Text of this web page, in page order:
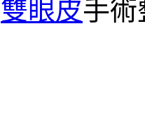
雙眼皮手術